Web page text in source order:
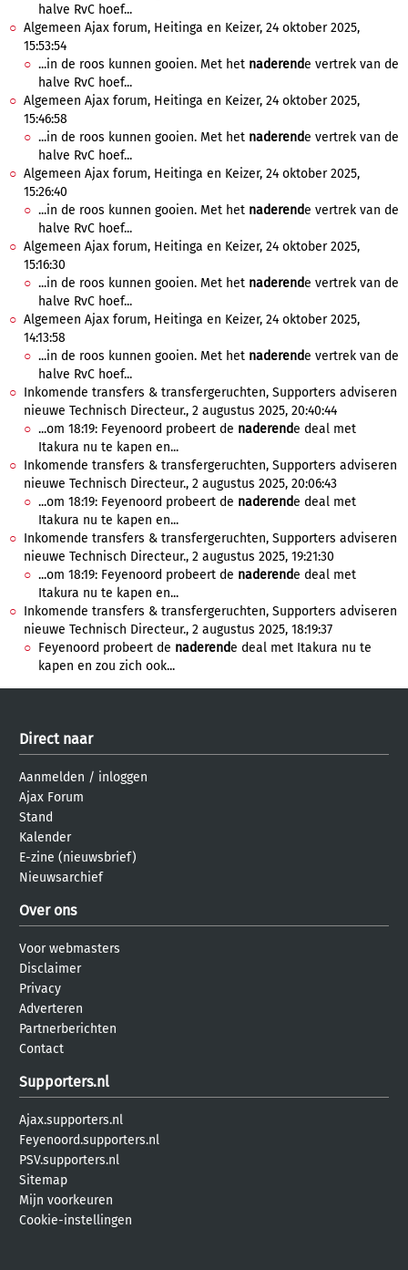
halve RvC hoef...
Algemeen Ajax forum, Heitinga en Keizer, 24 oktober 2025,
15:53:54
...in de roos kunnen gooien. Met het naderende vertrek van de
halve RvC hoef...
Algemeen Ajax forum, Heitinga en Keizer, 24 oktober 2025,
15:46:58
...in de roos kunnen gooien. Met het naderende vertrek van de
halve RvC hoef...
Algemeen Ajax forum, Heitinga en Keizer, 24 oktober 2025,
15:26:40
...in de roos kunnen gooien. Met het naderende vertrek van de
halve RvC hoef...
Algemeen Ajax forum, Heitinga en Keizer, 24 oktober 2025,
15:16:30
...in de roos kunnen gooien. Met het naderende vertrek van de
halve RvC hoef...
Algemeen Ajax forum, Heitinga en Keizer, 24 oktober 2025,
14:13:58
...in de roos kunnen gooien. Met het naderende vertrek van de
halve RvC hoef...
Inkomende transfers & transfergeruchten, Supporters adviseren
nieuwe Technisch Directeur., 2 augustus 2025, 20:40:44
...om 18:19: Feyenoord probeert de naderende deal met
Itakura nu te kapen en...
Inkomende transfers & transfergeruchten, Supporters adviseren
nieuwe Technisch Directeur., 2 augustus 2025, 20:06:43
...om 18:19: Feyenoord probeert de naderende deal met
Itakura nu te kapen en...
Inkomende transfers & transfergeruchten, Supporters adviseren
nieuwe Technisch Directeur., 2 augustus 2025, 19:21:30
...om 18:19: Feyenoord probeert de naderende deal met
Itakura nu te kapen en...
Inkomende transfers & transfergeruchten, Supporters adviseren
nieuwe Technisch Directeur., 2 augustus 2025, 18:19:37
Feyenoord probeert de naderende deal met Itakura nu te
kapen en zou zich ook...
Direct naar
Aanmelden / inloggen
Ajax Forum
Stand
Kalender
E-zine (nieuwsbrief)
Nieuwsarchief
Over ons
Voor webmasters
Disclaimer
Privacy
Adverteren
Partnerberichten
Contact
Supporters.nl
Ajax.supporters.nl
Feyenoord.supporters.nl
PSV.supporters.nl
Sitemap
Mijn voorkeuren
Cookie-instellingen